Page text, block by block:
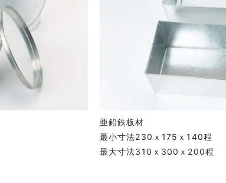
亜鉛鉄板材
最小寸法230ｘ175ｘ140程
最大寸法310ｘ300ｘ200程